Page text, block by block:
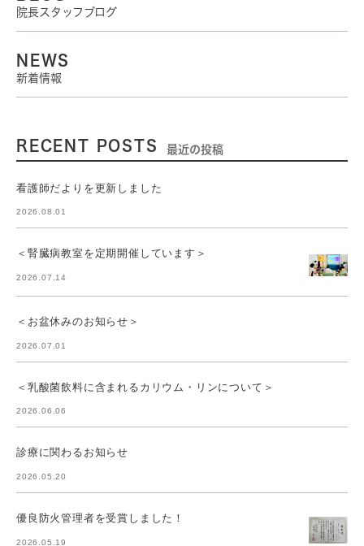
院長スタッフブログ
NEWS
新着情報
RECENT POSTS 最近の投稿
看護師だよりを更新しました
2026.08.01
＜腎臓病教室を定期開催しています＞
2026.07.14
＜お盆休みのお知らせ＞
2026.07.01
＜乳酸菌飲料に含まれるカリウム・リンについて＞
2026.06.06
診療に関わるお知らせ
2026.05.20
優良防火管理者を受賞しました！
2026.05.19